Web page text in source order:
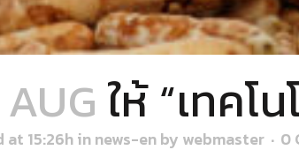
ให้ “เทคโ
at 15:26hinnews-enby webmaster 0